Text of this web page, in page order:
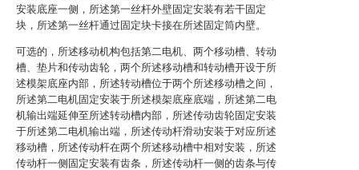
安装底座一侧，所述第一丝杆外壁固定安装有若干固定
块，所述第一丝杆通过固定块卡接在所述固定筒内壁。
可选的，所述移动机构包括第二电机、两个移动槽、转动
槽、垫片和传动齿轮，两个所述移动槽和转动槽开设于所
述模架底座内部，所述转动槽位于两个所述移动槽之间，
所述第二电机固定安装于所述模架底座底端，所述第二电
机输出端延伸至所述转动槽内部，所述传动齿轮固定安装
于所述第二电机输出端，所述传动杆滑动安装于对应所述
移动槽，所述传动杆在两个所述移动槽中相对安装，所述
传动杆一侧固定安装有齿条，所述传动杆一侧的齿条与传